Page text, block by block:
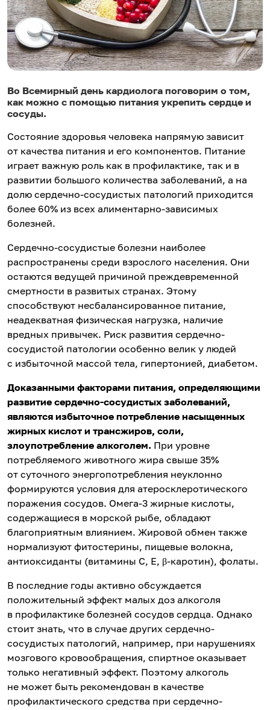
Во Всемирный день кардиолога поговорим о том,
как можно с помощью питания укрепить сердце и
сосуды.
Состояние здоровья человека напрямую зависит
от качества питания и его компонентов. Питание
играет важную роль как в профилактике, так и в
развитии большого количества заболеваний, а на
долю сердечно-сосудистых патологий приходится
более 60% из всех алиментарно-зависимых
болезней.
Сердечно-сосудистые болезни наиболее
распространены среди взрослого населения. Они
остаются ведущей причиной преждевременной
смертности в развитых странах. Этому
способствуют несбалансированное питание,
неадекватная физическая нагрузка, наличие
вредных привычек. Риск развития сердечно-
сосудистой патологии особенно велик у людей
с избыточной массой тела, гипертонией, диабетом.
Доказанными факторами питания, определяющими
развитие сердечно-сосудистых заболеваний,
являются избыточное потребление насыщенных
жирных кислот и трансжиров, соли,
злоупотребление алкоголем. При уровне
потребляемого животного жира свыше 35%
от суточного энергопотребления неуклонно
формируются условия для атеросклеротического
поражения сосудов. Омега-3 жирные кислоты,
содержащиеся в морской рыбе, обладают
благоприятным влиянием. Жировой обмен также
нормализуют фитостерины, пищевые волокна,
антиоксиданты (витамины С, Е, β-каротин), фолаты.
В последние годы активно обсуждается
положительный эффект малых доз алкоголя
в профилактике болезней сосудов сердца. Однако
стоит знать, что в случае других сердечно-
сосудистых патологий, например, при нарушениях
мозгового кровообращения, спиртное оказывает
только негативный эффект. Поэтому алкоголь
не может быть рекомендован в качестве
профилактического средства при сердечно-